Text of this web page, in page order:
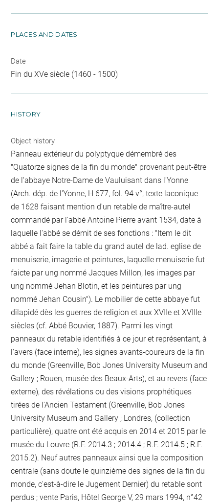
PLACES AND DATES
Date
Fin du XVe siècle (1460 - 1500)
HISTORY
Object history
Panneau extérieur du polyptyque démembré des
"Quatorze signes de la fin du monde" provenant peut-être
de l'abbaye Notre-Dame de Vauluisant dans l'Yonne
(Arch. dép. de l'Yonne, H 677, fol. 94 v°, texte laconique
de 1628 faisant mention d'un retable de maître-autel
commandé par l'abbé Antoine Pierre avant 1534, date à
laquelle l'abbé se démit de ses fonctions : "Item le dit
abbé a fait faire la table du grand autel de lad. eglise de
menuiserie, imagerie et peintures, laquelle menuiserie fut
faicte par ung nommé Jacques Millon, les images par
ung nommé Jehan Blotin, et les peintures par ung
nommé Jehan Cousin"). Le mobilier de cette abbaye fut
dilapidé dès les guerres de religion et aux XVIIe et XVIIIe
siècles (cf. Abbé Bouvier, 1887). Parmi les vingt
panneaux du retable identifiés à ce jour et représentant, à
l'avers (face interne), les signes avants-coureurs de la fin
du monde (Greenville, Bob Jones University Museum and
Gallery ; Rouen, musée des Beaux-Arts), et au revers (face
externe), des révélations ou des visions prophétiques
tirées de l'Ancien Testament (Greenville, Bob Jones
University Museum and Gallery ; Londres, (collection
particulière), quatre ont été acquis en 2014 et 2015 par le
musée du Louvre (R.F. 2014.3 ; 2014.4 ; R.F. 2014.5 ; R.F.
2015.2). Neuf autres panneaux ainsi que la composition
centrale (sans doute le quinzième des signes de la fin du
monde, c'est-à-dire le Jugement Dernier) du retable sont
perdus ; vente Paris, Hôtel George V, 29 mars 1994, n°42